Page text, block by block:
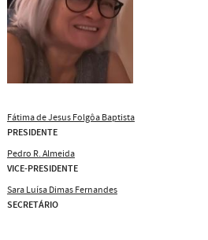
Fátima de Jesus Folgôa Baptista
PRESIDENTE
Pedro R. Almeida
VICE-PRESIDENTE
Sara Luísa Dimas Fernandes
SECRETÁRIO